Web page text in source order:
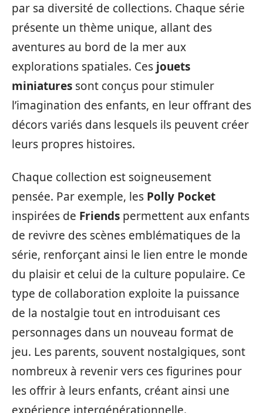
par sa diversité de collections. Chaque série
présente un thème unique, allant des
aventures au bord de la mer aux
explorations spatiales. Ces jouets
miniatures sont conçus pour stimuler
l’imagination des enfants, en leur offrant des
décors variés dans lesquels ils peuvent créer
leurs propres histoires.
Chaque collection est soigneusement
pensée. Par exemple, les Polly Pocket
inspirées de Friends permettent aux enfants
de revivre des scènes emblématiques de la
série, renforçant ainsi le lien entre le monde
du plaisir et celui de la culture populaire. Ce
type de collaboration exploite la puissance
de la nostalgie tout en introduisant ces
personnages dans un nouveau format de
jeu. Les parents, souvent nostalgiques, sont
nombreux à revenir vers ces figurines pour
les offrir à leurs enfants, créant ainsi une
expérience intergénérationnelle.